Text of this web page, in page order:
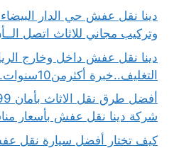
وتركيب مجاني للاثاث اتصل
التغليف..خبرة أكثرمن10سنوات..اتصل بنا
شركة دينا نقل عفش بأسعار
كيف تختار أفضل سيارة نقل